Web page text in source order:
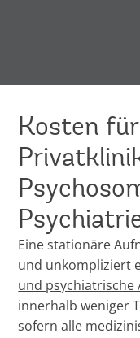
Kosten
Eine stationäre
und unkompliziert
und psychiatrische
innerhalb weniger
sofern alle